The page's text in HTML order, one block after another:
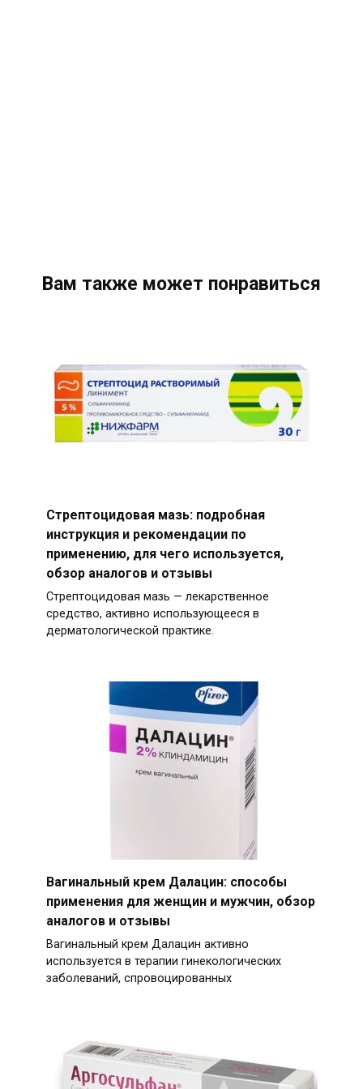
Вам также может понравиться
Стрептоцидовая мазь: подробная
инструкция и рекомендации по
применению, для чего используется,
обзор аналогов и отзывы
Стрептоцидовая мазь — лекарственное
средство, активно использующееся в
дерматологической практике.
Вагинальный крем Далацин: способы
применения для женщин и мужчин, обзор
аналогов и отзывы
Вагинальный крем Далацин активно
используется в терапии гинекологических
заболеваний, спровоцированных